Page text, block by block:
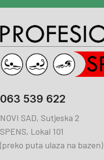
063 539 622
NOVI SAD, Sutjeska 2
SPENS, Lokal 101
(preko puta ulaza na bazen)